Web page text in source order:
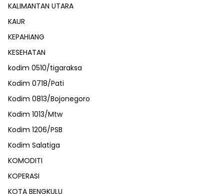
KALIMANTAN UTARA
KAUR
KEPAHIANG
KESEHATAN
kodim 0510/tigaraksa
Kodim 0718/Pati
Kodim 0813/Bojonegoro
Kodim 1013/Mtw
Kodim 1206/PSB
Kodim Salatiga
KOMODITI
KOPERASI
KOTA BENGKULU